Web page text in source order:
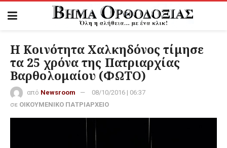
Η Κοινότητα Χαλκηδόνος τίμησε
τα 25 χρόνα της Πατριαρχίας
Βαρθολομαίου (ΦΩΤΟ)
από Newsroom
08/10/2016 | 06:37
σε ΟΙΚΟΥΜΕΝΙΚΟ ΠΑΤΡΙΑΡΧΕΙΟ